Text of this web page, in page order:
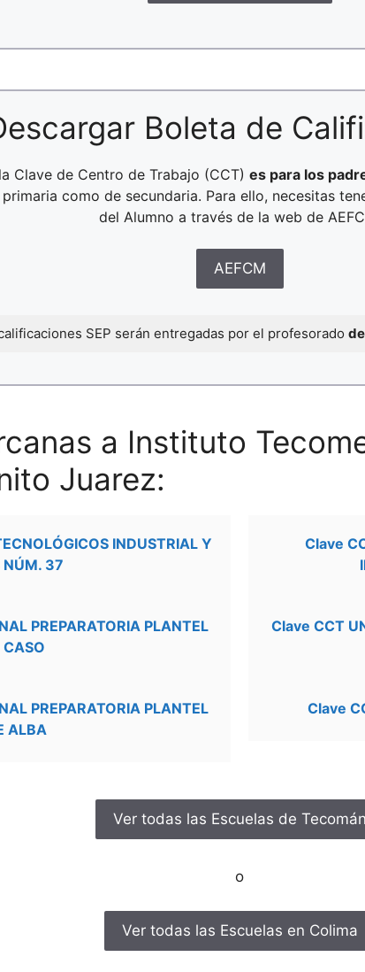
Boleta de
Clave de Centro de Trabajo (CCT) es para los
como de secundaria. Para ello, necesitas
del Alumno a través de la web de
AEFCM
SEP serán entregadas por el profesorado
a Instituto
Juarez:
INDUSTRIAL Y
NÚM. 37
Clave
PREPARATORIA PLANTEL
Clave CCT
PREPARATORIA PLANTEL
ALBA
Clave
Ver todas las Escuelas de Tecomán
o
Ver todas las Escuelas en Colima